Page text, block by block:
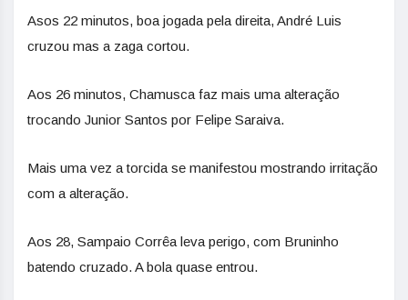
Asos 22 minutos, boa jogada pela direita, André Luis
cruzou mas a zaga cortou.
Aos 26 minutos, Chamusca faz mais uma alteração
trocando Junior Santos por Felipe Saraiva.
Mais uma vez a torcida se manifestou mostrando irritação
com a alteração.
Aos 28, Sampaio Corrêa leva perigo, com Bruninho
batendo cruzado. A bola quase entrou.